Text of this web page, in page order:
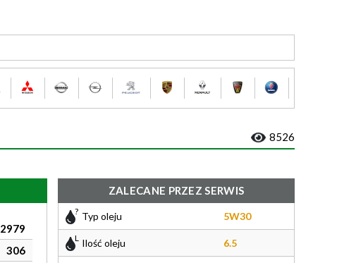
8526
2979
306
ZALECANE PRZEZ SERWIS
Typ oleju 5W30
Ilość oleju 6.5